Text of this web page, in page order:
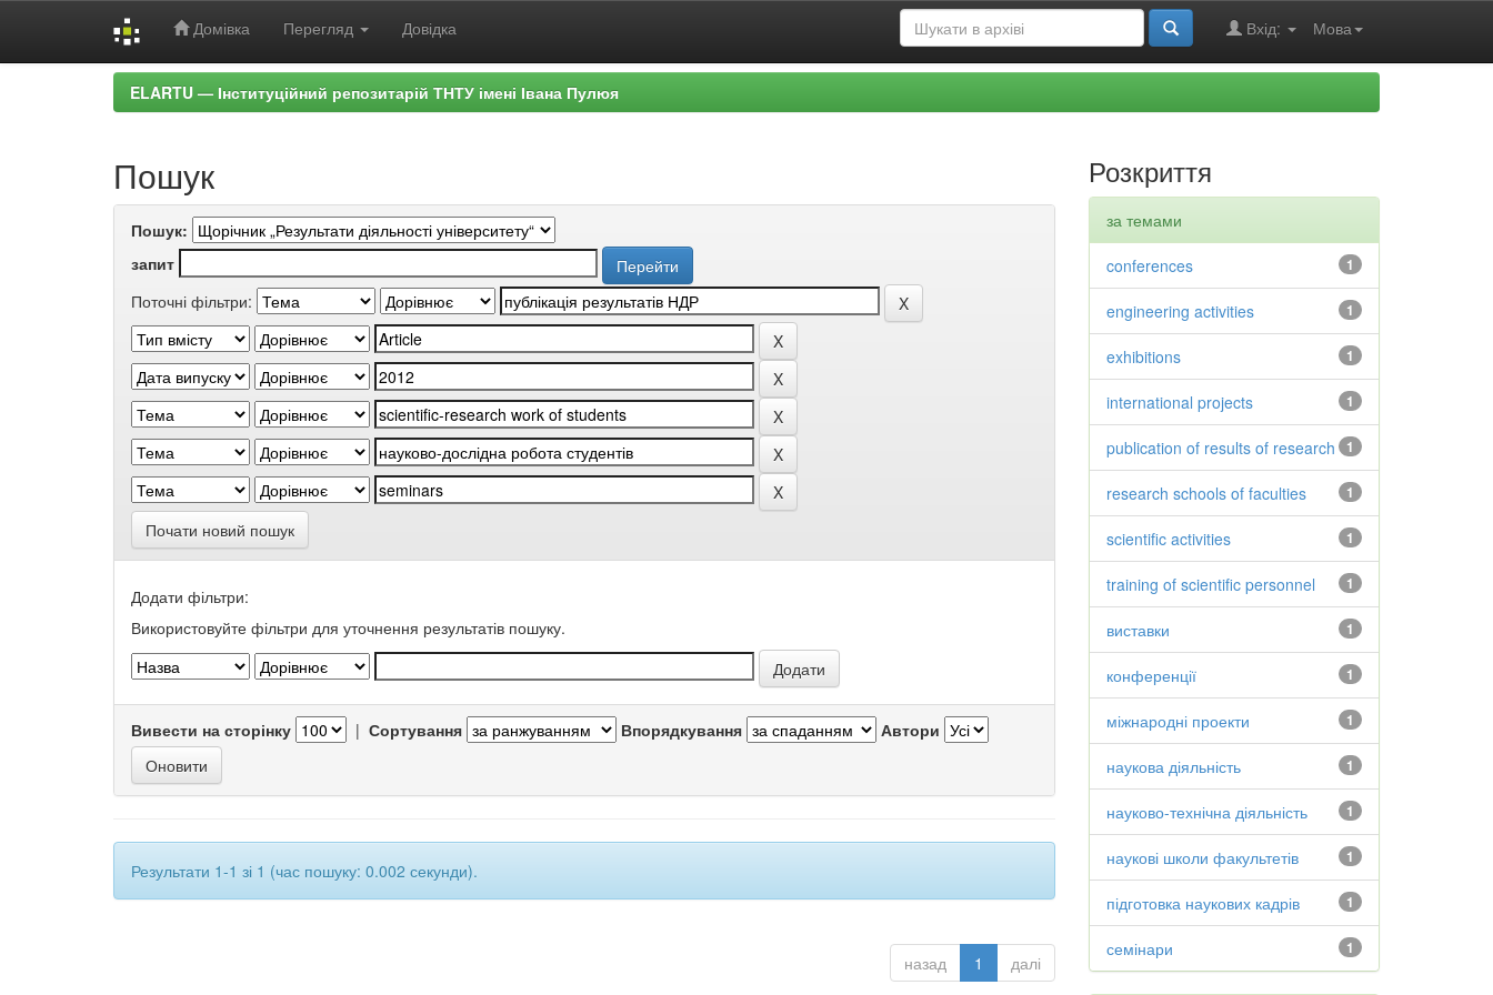
Домівка Перегляд Довідка Мова
Вхід:
ELARTU — Інституційний репозитарій ТНТУ імені Івана Пулюя
Пошук
Пошук:
запит
Поточні фільтри:
Почати новий пошук
Додати фільтри:
Використовуйте фільтри для уточнення результатів пошуку.
Вивести на сторінку | Сортування Впорядкування Автори
Результати 1-1 зі 1 (час пошуку: 0.002 секунди).
назад 1 далі
Розкриття
за темами
1
conferences
1
engineering activities
1
exhibitions
1
international projects
1
publication of results of research
1
research schools of faculties
1
scientific activities
1
training of scientific personnel
1
виставки
1
конференції
1
міжнародні проекти
1
наукова діяльність
1
науково-технічна діяльність
1
наукові школи факультетів
1
підготовка наукових кадрів
1
семінари